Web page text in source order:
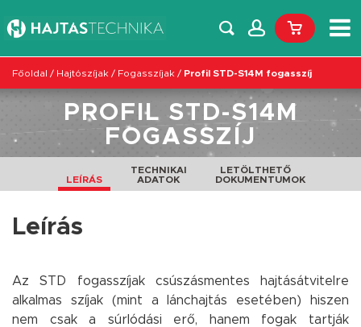
Főoldal / Hajtószíjak / Fogasszíjak / Profil STD-S14M fogasszíj
PROFIL STD-S14M
FOGASSZÍJ
LEÍRÁS
TECHNIKAI
ADATOK
LETÖLTHETŐ
DOKUMENTUMOK
Leírás
Az STD fogasszíjak csúszásmentes hajtásátvitelre
alkalmas szíjak (mint a lánchajtás esetében) hiszen
nem csak a súrlódási erő, hanem fogak tartják